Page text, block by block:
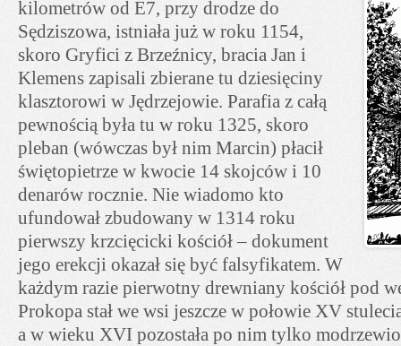
kilometrów od E7, przy drodze do
Sędziszowa, istniała już w roku 1154,
skoro Gryfici z Brzeźnicy, bracia Jan i
Klemens zapisali zbierane tu dziesięciny
klasztorowi w Jędrzejowie. Parafia z całą
pewnością była tu w roku 1325, skoro
pleban (wówczas był nim Marcin) płacił
świętopietrze w kwocie 14 skojców i 10
denarów rocznie. Nie wiadomo kto
ufundował zbudowany w 1314 roku
pierwszy krzcięcicki kościół – dokument
jego erekcji okazał się być falsyfikatem. W
każdym razie pierwotny drewniany kościół pod
Prokopa stał we wsi jeszcze w połowie XV
a w wieku XVI pozostała po nim tylko